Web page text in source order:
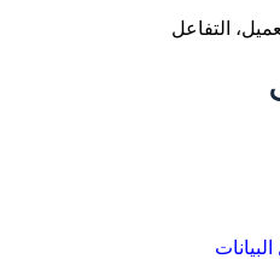
التفاعل